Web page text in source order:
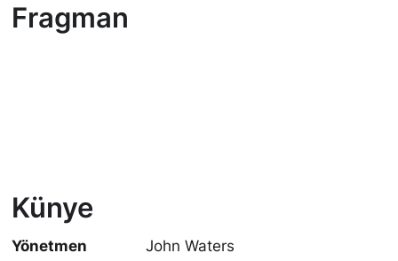
Fragman
Künye
Yönetmen
John Waters